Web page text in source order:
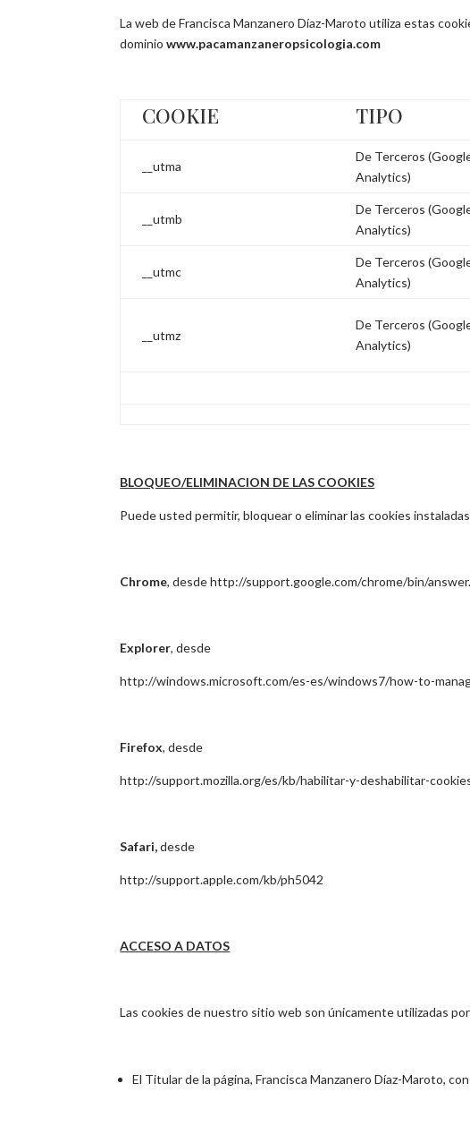
La web deFrancisca Manzanero Díaz-Maroto utiliza estas
dominiowww.pacamanzaneropsicologia.com
COOKIE TIPO
__utma
De Terceros
Analytics)
__utmb
De Terceros
Analytics)
__utmc
De Terceros
Analytics)
__utmz
De Terceros
Analytics)
BLOQUEO/ELIMINACION DE LAS COOKIES
Puede usted permitir, bloquear o eliminar las cookies
Chrome, desde http://support.google.com/chrome/bin/
Explorer, desde
http://windows.microsoft.com/es-es/windows7/how-to-
Firefox, desde
http://support.mozilla.org/es/kb/habilitar-y-deshabilitar-
Safari,desde
http://support.apple.com/kb/ph5042
ACCESO A DATOS
Las cookies de nuestro sitio web son únicamente utilizadas
El Titular de la página,Francisca Manzanero Díaz-Maroto,